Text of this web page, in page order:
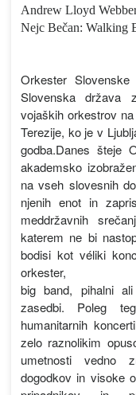
Andrew Lloyd
Nejc Bečan: Walking
Orkester
Slovenska država
vojaških orkestrov
Terezije, ko je v
godba.Danes šteje
akademsko
na vseh slovesnih
njenih enot in
meddržavnih
katerem ne bi
bodisi kot véliki
orkester,
big band, pihalni
zasedbi. Poleg
humanitarnih
zelo raznolikim
umetnosti vedno
dogodkov in visoke